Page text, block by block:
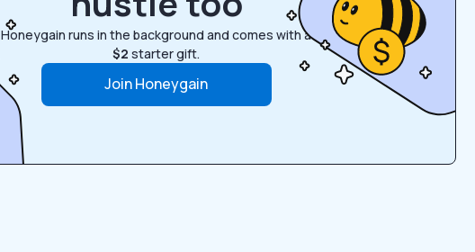
Honeygain runs in the background and comes with a
$2 starter gift.
Join Honeygain